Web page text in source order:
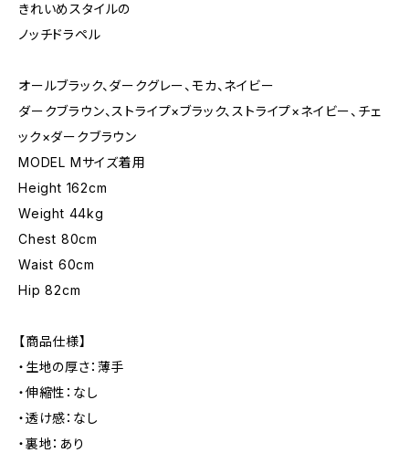
きれいめスタイルの
ノッチドラペル
オールブラック、ダークグレー、モカ、ネイビー
ダークブラウン、ストライプ×ブラック、ストライプ×ネイビー、チェ
ック×ダークブラウン
MODEL Mサイズ着用
Height 162cm
Weight 44kg
Chest 80cm
Waist 60cm
Hip 82cm
【商品仕様】
・生地の厚さ：薄手
・伸縮性：なし
・透け感：なし
・裏地：あり